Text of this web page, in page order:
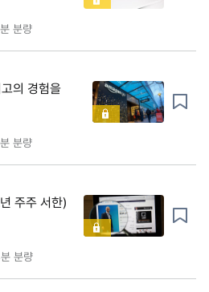
분량
의 경험을
분량
주주 서한)
분량